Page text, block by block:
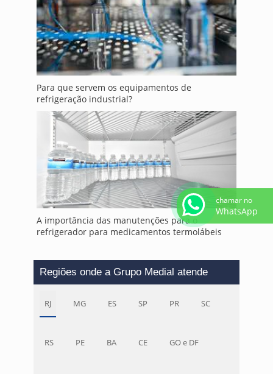
Para que servem os equipamentos de
refrigeração industrial?
A importância das manutenções para o
refrigerador para medicamentos termolábeis
Regiões onde a Grupo Medial atende
RJ MG ES SP PR SC
RS PE BA CE GO e DF
chamar no
WhatsApp